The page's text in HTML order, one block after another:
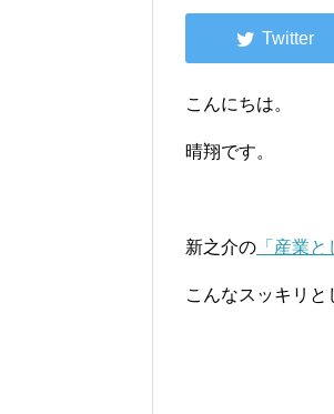
こんにちは。
晴翔です。
新之介の 「産業
こんなスッキリと